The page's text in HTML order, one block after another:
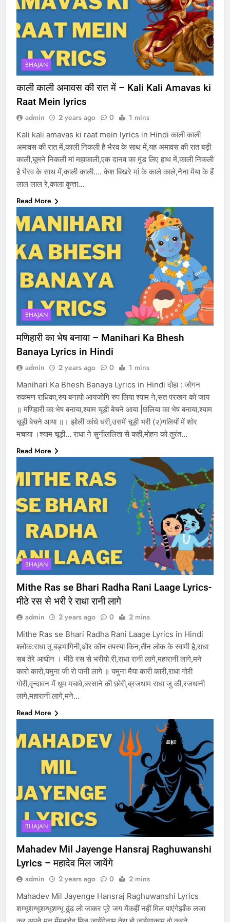
BHAJAN
काली काली अमावस की रात में – Kali Kali Amavas ki
Raat Mein lyrics
admin 2 years ago 0 1 mins
Kali kali amavas ki raat mein lyrics in Hindi काली काली
अमावस की रात में,काली निकली है भैरव के साथ में,यह अमावस की रात बड़ी
काली,घूमने निकली मां महाकाली,एक दानव का मुंड लिए हाथ में,काली निकली
है भैरव के साथ में,काली काली…. केश बिखरे मां के काले काले,नैना मैया के हैं
लाल लाल रे,काला कुत्ता…
Read More
BHAJAN
मणिहारी का भेष बनाया – Manihari Ka Bhesh
Banaya Lyrics in Hindi
admin 2 years ago 0 1 mins
Manihari Ka Bhesh Banaya Lyrics in Hindi दोहा : जोगन
रुकमण राधिका,रुप बनायो आयजोगि रुप लिया श्याम ने,सत परखन को जाय
॥ मणिहारी का भेष बनाया,श्याम चूड़ी बेचने आया |छलिया का भेष बनाया,श्याम
चूड़ी बेचने आया ॥। झोली कांधे धरी,उसमें चूड़ी भरी (२)गलियों में शोर
मचाया ।श्याम चूड़ी… राधा ने सुनीललिता से कही,मोहन को तुरंत…
Read More
BHAJAN
Mithe Ras se Bhari Radha Rani Laage Lyrics-
मीठे रस से भरी रे राधा रानी लागे
admin 2 years ago 0 2 mins
Mithe Ras se Bhari Radha Rani Laage Lyrics in Hindi
श्लोक:राधा तू बड़भागिनी,और कौन तपस्या किन,तीन लोक के स्वामी है,राधा
सब तेरे आधीन । मीठे रस से भरीयो री,राधा रानी लागे,महारानी लागे,मने
कारो कारो,यमुना जी रो पानी लागे ॥ यमुना मैया कारी कारी,राधा गोरी
गोरी,वृन्दावन में धूम मचावे,बरसाने की छोरी,ब्रजधाम राधा जु की,रजधानी
लागे,महारानी लागे,मने…
Read More
BHAJAN
Mahadev Mil Jayenge Hansraj Raghuwanshi
Lyrics – महादेव मिल जायेंगे
admin 2 years ago 0 2 mins
Mahadev Mil Jayenge Hansraj Raghuwanshi Lyrics
शम्भूशम्भूशम्भूशम्भू ढूंढ़ लो जाकर पूरे जग मेंकहीं नहीं मिल पाएंगेझाँक लजा